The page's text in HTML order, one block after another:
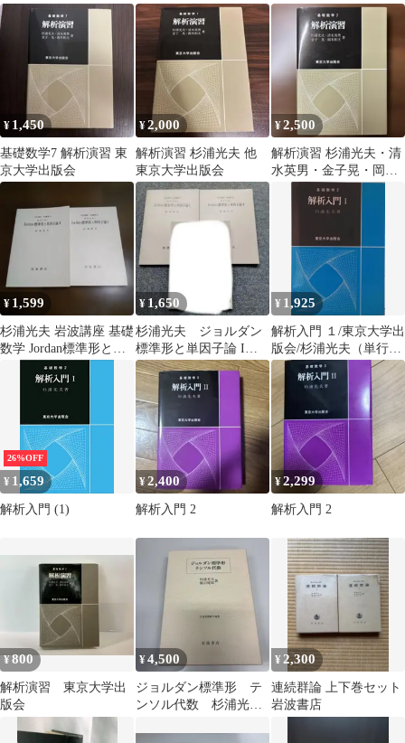
出版会
単因子論 I・II 第一次
刊行
¥ 1,450
基礎数学7 解析演習 東
京大学出版会
¥2,000
解析演習 杉浦光夫 他
東京大学出版会
¥2,500
解析演習 杉浦光夫・清
水英男・金子晃・岡本
和夫 東京大学出版会
¥ 1,599
杉浦光夫 岩波講座 基礎
数学 Jordan標準形と単
因子論 I II 第１次刊行
¥ 1,650
杉浦光夫 ジョルダン
標準形と単因子論 I・II
2冊 岩波講座基礎数
学 代数
¥ 1,925
解析入門 １/東京大学出
版会/杉浦光夫（単行
本）
26%OFF
¥ 1,659
解析入門 (1)
¥2,400
解析入門 2
¥2,299
解析入門 2
¥800
解析演習 東京大学出
版会
¥4,500
ジョルダン標準形 テ
ンソル代数 杉浦光
¥2,300
連続群論 上下巻セット
岩波書店